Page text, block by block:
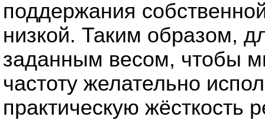
поддержания
низкой. Таким образом,
заданным весом, чтобы
частоту желательно
практическую жёсткость